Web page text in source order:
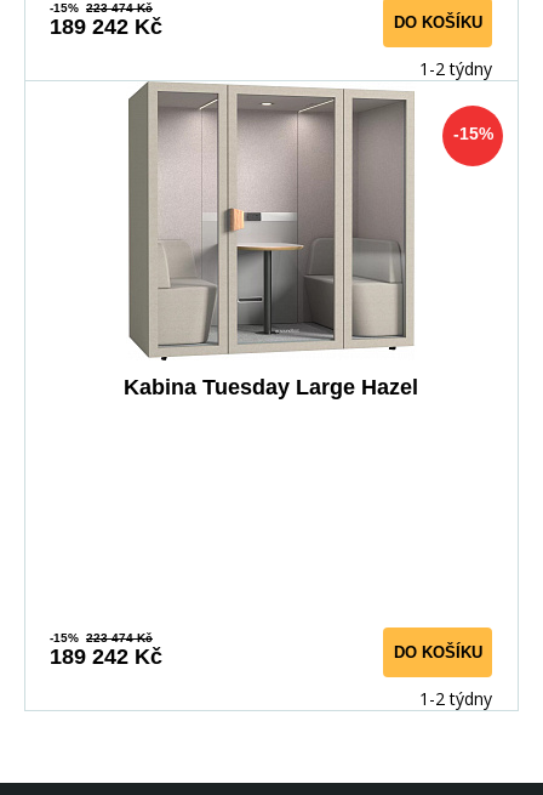
-15% 223 474 Kč
189 242 Kč DO KOŠÍKU
1-2 týdny
-15%
Kabina Tuesday Large Hazel
-15% 223 474 Kč
189 242 Kč DO KOŠÍKU
1-2 týdny